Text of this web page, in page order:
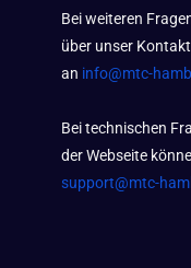
Bei weiteren
über unser
an info@mtc-
Bei technischen
der Webseite
support@mtc-